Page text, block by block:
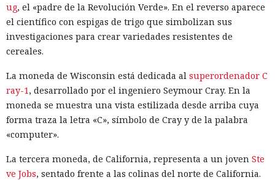
ug, el «padre de la Revolución Verde». En el reverso aparece
el científico con espigas de trigo que simbolizan sus
investigaciones para crear variedades resistentes de
cereales.
La moneda de Wisconsin está dedicada al superordenador C
ray-1, desarrollado por el ingeniero Seymour Cray. En la
moneda se muestra una vista estilizada desde arriba cuya
forma traza la letra «C», símbolo de Cray y de la palabra
«computer».
La tercera moneda, de California, representa a un joven Ste
ve Jobs, sentado frente a las colinas del norte de California.